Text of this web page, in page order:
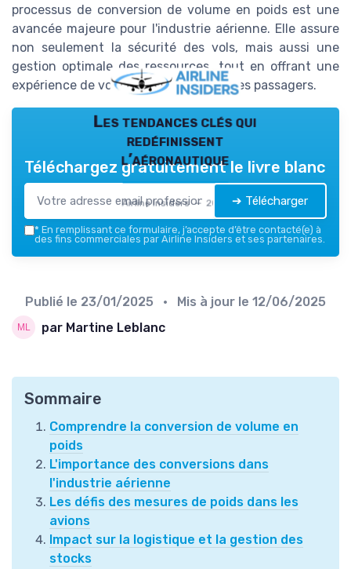
processus de conversion de volume en poids est une
avancée majeure pour l'industrie aérienne. Elle assure
non seulement la sécurité des vols, mais aussi une
gestion optimale des ressources, tout en offrant une
expérience de voyage améliorée pour les passagers.
Les tendances clés qui
redéfinissent
l’aéronautique
Airline Insiders — 2026
Téléchargez gratuitement le livre blanc
➔ Télécharger
* En remplissant ce formulaire, j’accepte d’être contacté(e) à
des fins commerciales par Airline Insiders et ses partenaires.
Publié le 23/01/2025 • Mis à jour le 12/06/2025
par Martine Leblanc
Sommaire
Comprendre la conversion de volume en
poids
L'importance des conversions dans
l'industrie aérienne
Les défis des mesures de poids dans les
avions
Impact sur la logistique et la gestion des
stocks